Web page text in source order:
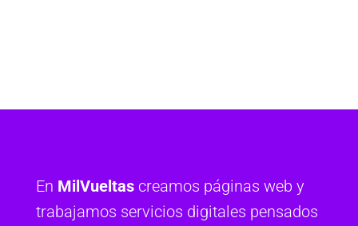
En MilVueltascreamos páginas web y
trabajamos servicios digitales pensados